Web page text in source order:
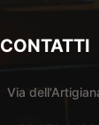
CONTATTI
Via